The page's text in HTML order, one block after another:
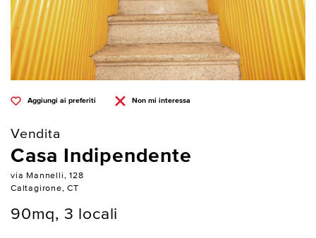
Aggiungi ai preferiti Non mi interessa
Vendita
Casa Indipendente
via Mannelli, 128
Caltagirone, CT
90mq, 3 locali